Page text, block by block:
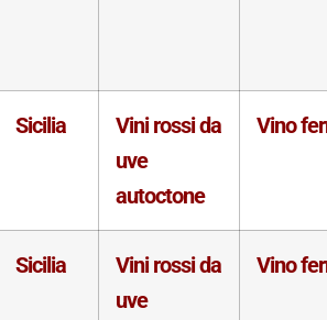
Sicilia
Vini rossi da
uve
autoctone
Vino
Sicilia
Vini rossi da
uve
Vino